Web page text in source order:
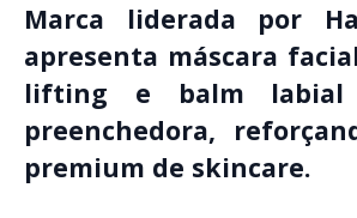
Marca liderada por
apresenta máscara
lifting e balm labial
preenchedora,
premium de skincare.